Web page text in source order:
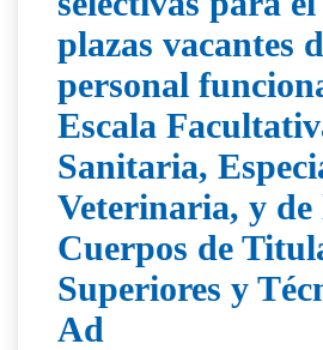
plazas vacantes
personal
Escala
Sanitaria,
Veterinaria, y de
Cuerpos de
Superiores y
Ad